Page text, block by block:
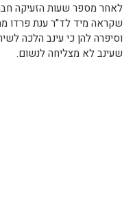
לאחר מספר שעות הזעיקה
שקראה מיד לד”ר ענת פרדו
וסיפרה להן כי עינב הלכה
שעינב לא מצליחה לנשום.